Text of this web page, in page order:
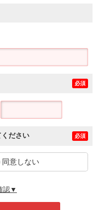
必須
ださい 必須
同意しない
認▼